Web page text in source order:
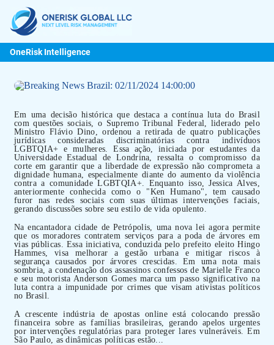
OneRisk Intelligence
Em uma decisão histórica que destaca a contínua luta do Brasil
com questões sociais, o Supremo Tribunal Federal, liderado pelo
Ministro Flávio Dino, ordenou a retirada de quatro publicações
jurídicas consideradas discriminatórias contra indivíduos
LGBTQIA+ e mulheres. Essa ação, iniciada por estudantes da
Universidade Estadual de Londrina, ressalta o compromisso da
corte em garantir que a liberdade de expressão não comprometa a
dignidade humana, especialmente diante do aumento da violência
contra a comunidade LGBTQIA+. Enquanto isso, Jessica Alves,
anteriormente conhecida como o "Ken Humano", tem causado
furor nas redes sociais com suas últimas intervenções faciais,
gerando discussões sobre seu estilo de vida opulento.
Na encantadora cidade de Petrópolis, uma nova lei agora permite
que os moradores contratem serviços para a poda de árvores em
vias públicas. Essa iniciativa, conduzida pelo prefeito eleito Hingo
Hammes, visa melhorar a gestão urbana e mitigar riscos à
segurança causados por árvores crescidas. Em uma nota mais
sombria, a condenação dos assassinos confessos de Marielle Franco
e seu motorista Anderson Gomes marca um passo significativo na
luta contra a impunidade por crimes que visam ativistas políticos
no Brasil.
A crescente indústria de apostas online está colocando pressão
financeira sobre as famílias brasileiras, gerando apelos urgentes
por intervenções regulatórias para proteger lares vulneráveis. Em
São Paulo, as dinâmicas políticas estão...